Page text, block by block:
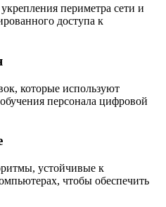
периметра сети и
доступа к
которые используют
персонала цифровой
устойчивые к
чтобы обеспечить